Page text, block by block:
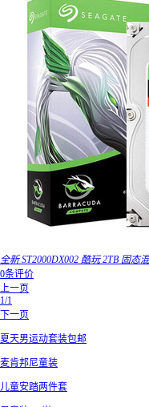
全新 ST2000DX002 酷玩 2TB 固态
0条评价
上一页
1/1
下一页
夏天男运动套装包邮
麦肯邦尼童装
儿童安踏两件套